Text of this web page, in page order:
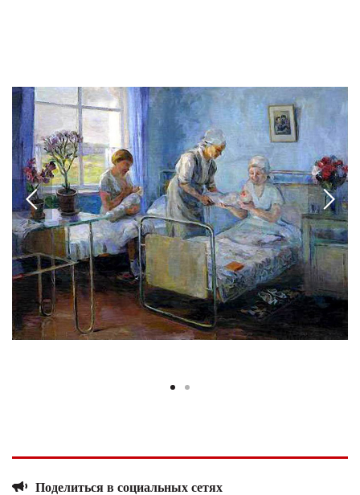
Поделиться в социальных сетях